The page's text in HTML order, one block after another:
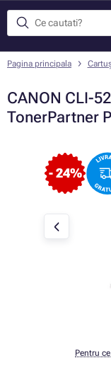
Pagina principala
CANON CLI-
TonerPartner
- 24%
Pentru